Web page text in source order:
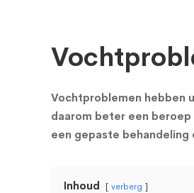
Vochtproblemen hebben
daarom beter een
een gepaste behandeling
Inhoud verberg